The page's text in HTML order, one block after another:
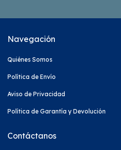
Navegación
Quiénes Somos
Política de Envío
Aviso de Privacidad
Política de Garantía y Devolución
Contáctanos